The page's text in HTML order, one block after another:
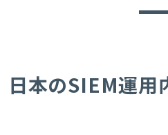
本のSIEM運用